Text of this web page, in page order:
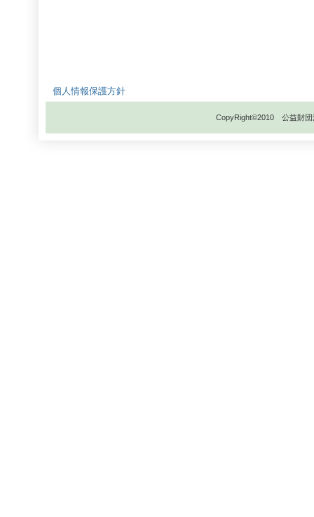
個人情報保護方針
CopyRight©2010 公益財団